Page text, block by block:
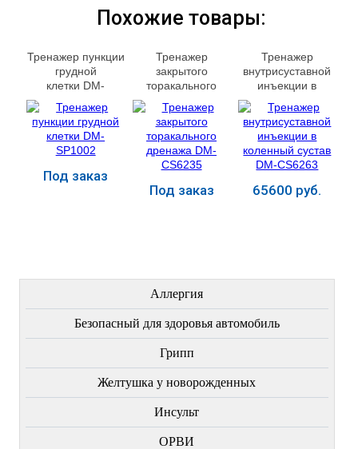
Похожие товары:
Тренажер пункции
грудной
клетки DM-
Под заказ
Тренажер
закрытого
торакального
CS6235
Под заказ
Тренажер
внутрисуставной
инъекции в
коленный сустав
DM-CS6263
65600 руб.
Аллергия
Безопасный для здоровья автомобиль
Грипп
Желтушка у новорожденных
Инсульт
ОРВИ